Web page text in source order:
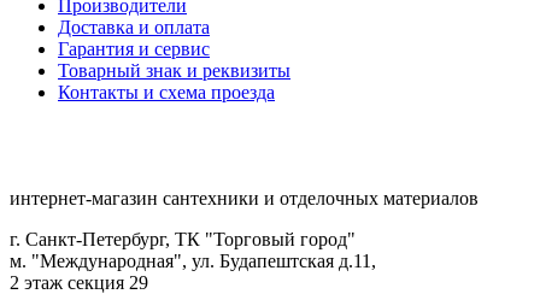
Производители
Доставка и оплата
Гарантия и сервис
Товарный знак и реквизиты
Контакты и схема проезда
интернет-магазин сантехники и отделочных материалов
г. Санкт-Петербург, ТК "Торговый город"
м. "Международная", ул. Будапештская д.11,
2 этаж секция 29